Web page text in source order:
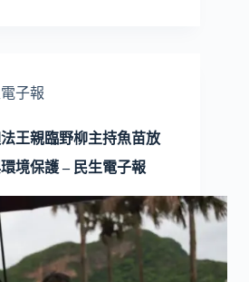
子報
王親臨野柳主持魚苗放
境保護 – 民生電子報